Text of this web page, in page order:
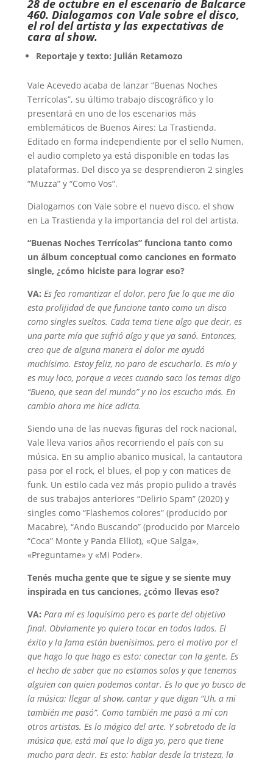
28 de octubre en el escenario de Balcarce
460. Dialogamos con Vale sobre el disco,
el rol del artista y las expectativas de
cara al show.
Reportaje y texto: Julián Retamozo
Vale Acevedo acaba de lanzar “Buenas Noches
Terrícolas”, su último trabajo discográfico y lo
presentará en uno de los escenarios más
emblemáticos de Buenos Aires: La Trastienda.
Editado en forma independiente por el sello Numen,
el audio completo ya está disponible en todas las
plataformas. Del disco ya se desprendieron 2 singles
“Muzza” y “Como Vos”.
Dialogamos con Vale sobre el nuevo disco, el show
en La Trastienda y la importancia del rol del artista.
“Buenas Noches Terrícolas” funciona tanto como
un álbum conceptual como canciones en formato
single, ¿cómo hiciste para lograr eso?
VA: Es feo romantizar el dolor, pero fue lo que me dio
esta prolijidad de que funcione tanto como un disco
como singles sueltos. Cada tema tiene algo que decir, es
una parte mía que sufrió algo y que ya sanó. Entonces,
creo que de alguna manera el dolor me ayudó
muchísimo. Estoy feliz, no paro de escucharlo. Es mío y
es muy loco, porque a veces cuando saco los temas digo
“Bueno, que sean del mundo” y no los escucho más. En
cambio ahora me hice adicta.
Siendo una de las nuevas figuras del rock nacional,
Vale lleva varios años recorriendo el país con su
música. En su amplio abanico musical, la cantautora
pasa por el rock, el blues, el pop y con matices de
funk. Un estilo cada vez más propio pulido a través
de sus trabajos anteriores “Delirio Spam” (2020) y
singles como “Flashemos colores” (producido por
Macabre), “Ando Buscando” (producido por Marcelo
“Coca” Monte y Panda Elliot), «Que Salga»,
«Preguntame» y «Mi Poder».
Tenés mucha gente que te sigue y se siente muy
inspirada en tus canciones, ¿cómo llevas eso?
VA: Para mí es loquísimo pero es parte del objetivo
final. Obviamente yo quiero tocar en todos lados. El
éxito y la fama están buenísimos, pero el motivo por el
que hago lo que hago es esto: conectar con la gente. Es
el hecho de saber que no estamos solos y que tenemos
alguien con quien podemos contar. Es lo que yo busco de
la música: llegar al show, cantar y que digan “Uh, a mi
también me pasó”. Como también me pasó a mí con
otros artistas. Es lo mágico del arte. Y sobretodo de la
música que, está mal que lo diga yo, pero que tiene
mucho para decir. Es esto: hablar desde la tristeza, la